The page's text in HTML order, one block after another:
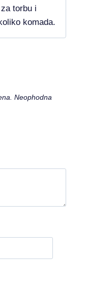
torbu i
komada.
Neophodna